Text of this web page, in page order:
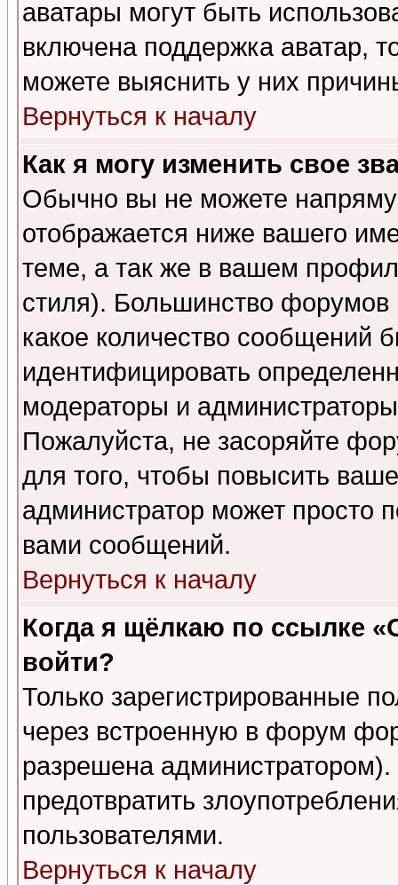
аватары могут быть
включена поддержка аватар,
можете выяснить у них
Вернуться к началу
Как я могу изменить свое
Обычно вы не можете
отображается ниже вашего
теме, а так же в вашем
стиля). Большинство форумов
какое количество сообщений
идентифицировать
модераторы и
Пожалуйста, не засоряйте
для того, чтобы повысить
администратор может просто
вами сообщений.
Вернуться к началу
Когда я щёлкаю по ссылке
войти?
Только зарегистрированные
через встроенную в форум
разрешена
предотвратить
пользователями.
Вернуться к началу